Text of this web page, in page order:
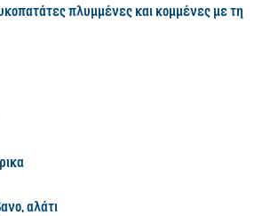
πλυμμένες και κομμένες με τη
αλάτι